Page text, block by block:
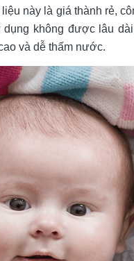
này là giá thành rẻ,
dụng không được lâu
và dễ thấm nước.